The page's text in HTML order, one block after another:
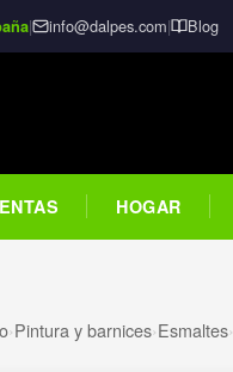
| info@dalpes.com| Blog
HOGAR
›Pintura y barnices›Esmaltes›